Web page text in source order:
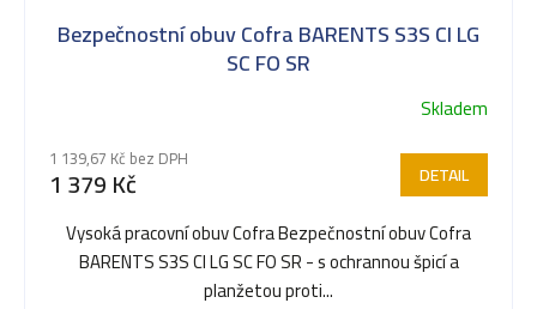
Bezpečnostní obuv Cofra BARENTS S3S CI LG
SC FO SR
Skladem
1 139,67 Kč bez DPH
1 379 Kč DETAIL
Vysoká pracovní obuv Cofra Bezpečnostní obuv Cofra
BARENTS S3S CI LG SC FO SR - s ochrannou špicí a
planžetou proti...